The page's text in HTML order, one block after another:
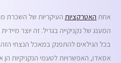
אחת האטרקציות העיקריות של השכרת
המענג של נקניקייה בגריל. זה יוצר
בכל הגילאים להתפנק במאכל הנצחי
אסאדו, האפשרויות לטעמי הנקניקיות הן